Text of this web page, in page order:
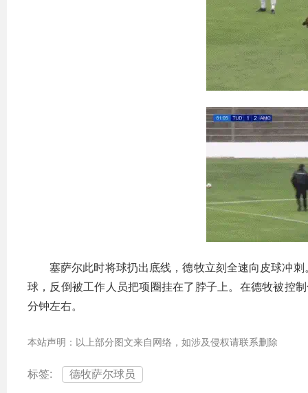
塞萨尔此时将球扔出底线，德牧立刻全速向皮球冲
球，反倒被工作人员把项圈挂在了脖子上。在德牧被控
分钟左右。
本站声明：以上部分图文来自网络，如涉及侵权请联系删除
标签: 德牧萨尔球员